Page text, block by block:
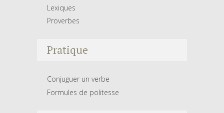
Lexiques
Proverbes
Pratique
Conjuguer un verbe
Formules de politesse